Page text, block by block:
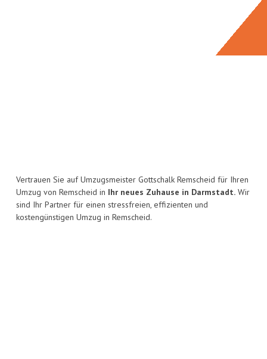
Vertrauen Sie auf Umzugsmeister Gottschalk Remscheid für Ihren
Umzug von Remscheid in Ihr neues Zuhause in Darmstadt. Wir
sind Ihr Partner für einen stressfreien, effizienten und
kostengünstigen Umzug in Remscheid.